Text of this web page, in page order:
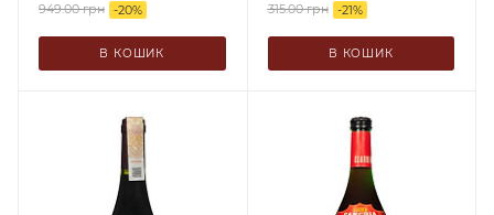
949.00грн -20%
В КОШИК
315.00грн -21%
В КОШИК